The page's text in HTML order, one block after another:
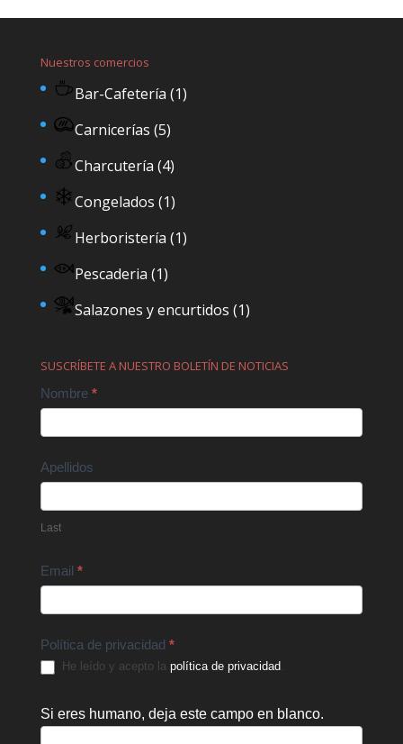
Nuestros comercios
Bar-Cafetería (1)
Carnicerías (5)
Charcutería (4)
Congelados (1)
Herboristería (1)
Pescaderia (1)
Salazones y encurtidos (1)
SUSCRÍBETE A NUESTRO BOLETÍN DE NOTICIAS
Contact
Nombre *
Apellidos
Last
Email *
Política de privacidad *
He leído y acepto la política de privacidad.
Si eres humano, deja este campo en blanco.